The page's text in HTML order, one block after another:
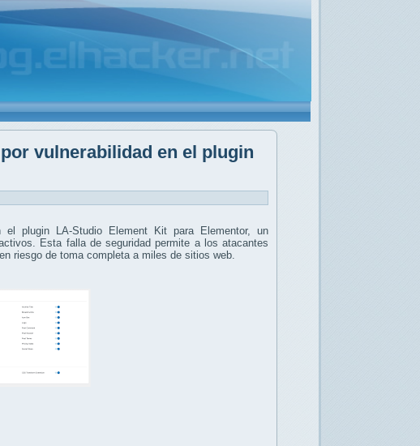
vulnerabilidad en el plugin
el plugin LA-Studio Element Kit para Elementor, un
Esta falla de seguridad permite a los atacantes
riesgo de toma completa a miles de sitios web.